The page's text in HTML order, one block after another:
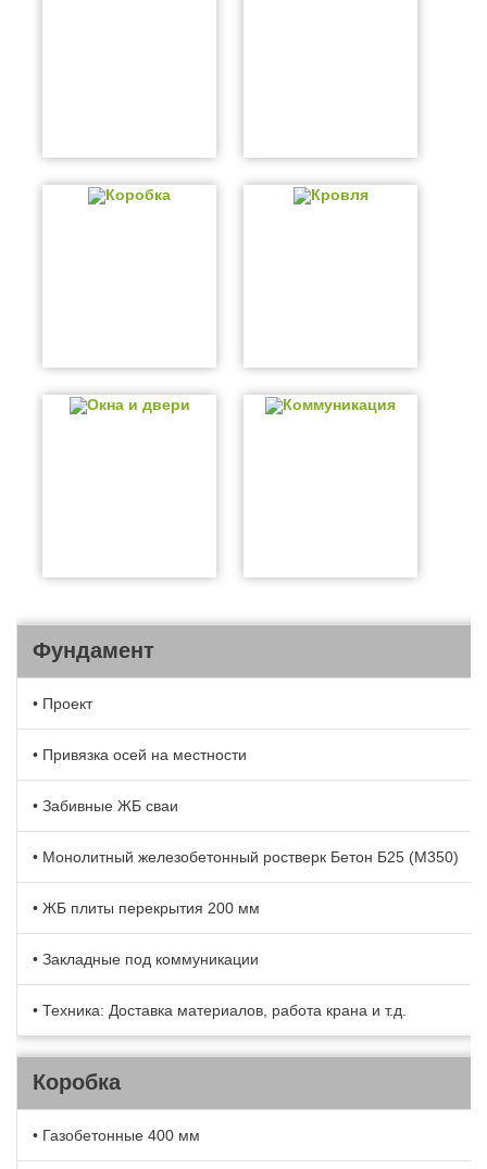
Коробка Кровля
Окна и двери Коммуникация
Фундамент
• Проект
• Привязка осей на местности
• Забивные ЖБ сваи
• Монолитный железобетонный ростверк Бетон Б25 (М350)
• ЖБ плиты перекрытия 200 мм
• Закладные под коммуникации
• Техника: Доставка материалов, работа крана и т.д.
Коробка
• Газобетонные 400 мм